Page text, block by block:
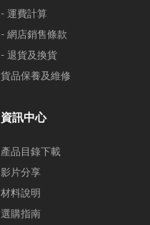
- 運費計算
- 網店銷售條款
- 退貨及換貨
貨品保養及維修
資訊中心
產品目錄下載
影片分享
材料說明
選購指南